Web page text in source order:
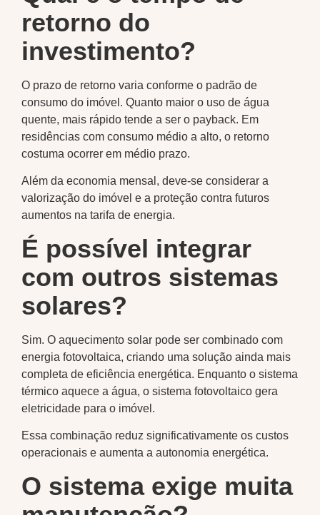
retorno do
investimento?
O prazo de retorno varia conforme o padrão de
consumo do imóvel. Quanto maior o uso de água
quente, mais rápido tende a ser o payback. Em
residências com consumo médio a alto, o retorno
costuma ocorrer em médio prazo.
Além da economia mensal, deve-se considerar a
valorização do imóvel e a proteção contra futuros
aumentos na tarifa de energia.
É possível integrar
com outros sistemas
solares?
Sim. O aquecimento solar pode ser combinado com
energia fotovoltaica, criando uma solução ainda mais
completa de eficiência energética. Enquanto o sistema
térmico aquece a água, o sistema fotovoltaico gera
eletricidade para o imóvel.
Essa combinação reduz significativamente os custos
operacionais e aumenta a autonomia energética.
O sistema exige muita